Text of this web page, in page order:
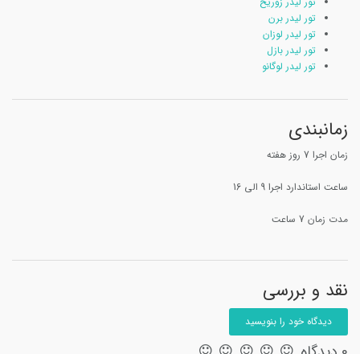
تور لیدر برن
تور لیدر لوزان
تور لیدر بازل
تور لیدر لوگانو
زمانبندی
زمان اجرا 7 روز هفته
ساعت استاندارد اجرا 9 الی 16
مدت زمان 7 ساعت
نقد و بررسی
دیدگاه خود را بنویسید